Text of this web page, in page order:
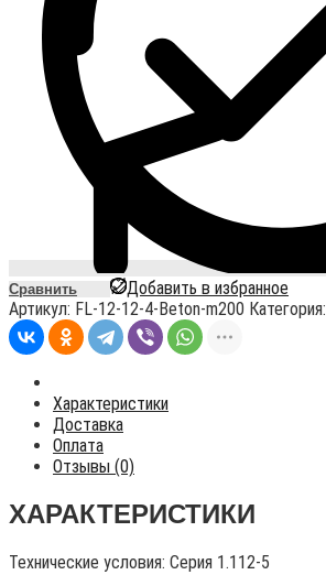
Сравнить
Добавить в избранное
Артикул: FL-12-12-4-Beton-m200 Категория:
Характеристики
Доставка
Оплата
Отзывы (0)
ХАРАКТЕРИСТИКИ
Технические условия: Серия 1.112-5